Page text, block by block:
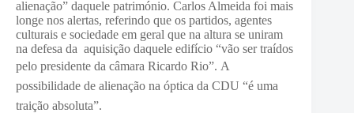
alienação” daquele património. Carlos Almeida foi mais
longe nos alertas, referindo que os partidos, agentes
culturais e sociedade em geral que na altura se uniram
na defesa da aquisição daquele edifício “vão ser traídos
pelo presidente da câmara Ricardo Rio”. A
possibilidade de alienação na óptica da CDU “é uma
traição absoluta”.